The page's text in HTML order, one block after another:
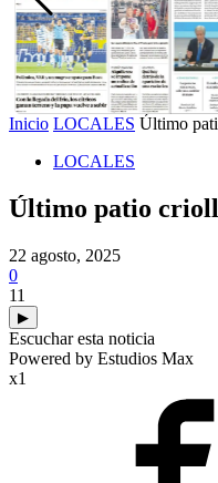
Inicio LOCALES Último
LOCALES
Último patio
22 agosto, 2025
0
11
▶
Escuchar esta noticia
Powered by Estudios Max
x1